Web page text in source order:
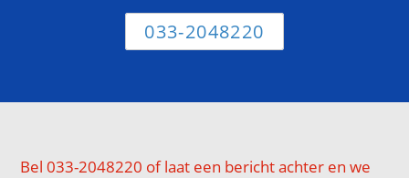
033-2048220
Bel 033-2048220 of laat een bericht achter en we